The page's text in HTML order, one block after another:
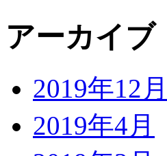
アーカイブ
2019年12月
2019年4月